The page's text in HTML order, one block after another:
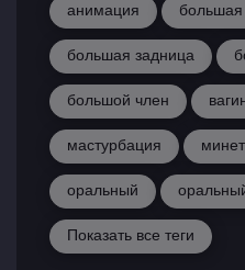
анимация большая
большая задница
большой член
мастурбация минет
оральный
Показать все теги